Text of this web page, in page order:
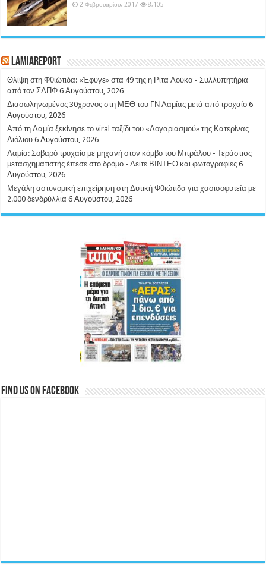
2 Φεβρουαρίου, 2017 8,105
LamiaReport
Θλίψη στη Φθιώτιδα: «Έφυγε» στα 49 της η Ρίτα Λούκα - Συλλυπητήρια
από τον ΣΔΠΦ 6 Αυγούστου, 2026
Διασωληνωμένος 30χρονος στη ΜΕΘ του ΓΝ Λαμίας μετά από τροχαίο 6
Αυγούστου, 2026
Από τη Λαμία ξεκίνησε το viral ταξίδι του «Λογαριασμού» της Κατερίνας
Λιόλιου 6 Αυγούστου, 2026
Λαμία: Σοβαρό τροχαίο με μηχανή στον κόμβο του Μπράλου - Τεράστιoς
μετασχηματιστής έπεσε στο δρόμο - Δείτε ΒΙΝΤΕΟ και φωτογραφίες 6
Αυγούστου, 2026
Μεγάλη αστυνομική επιχείρηση στη Δυτική Φθιώτιδα για χασισοφυτεία με
2.000 δενδρύλλια 6 Αυγούστου, 2026
Find us on Facebook